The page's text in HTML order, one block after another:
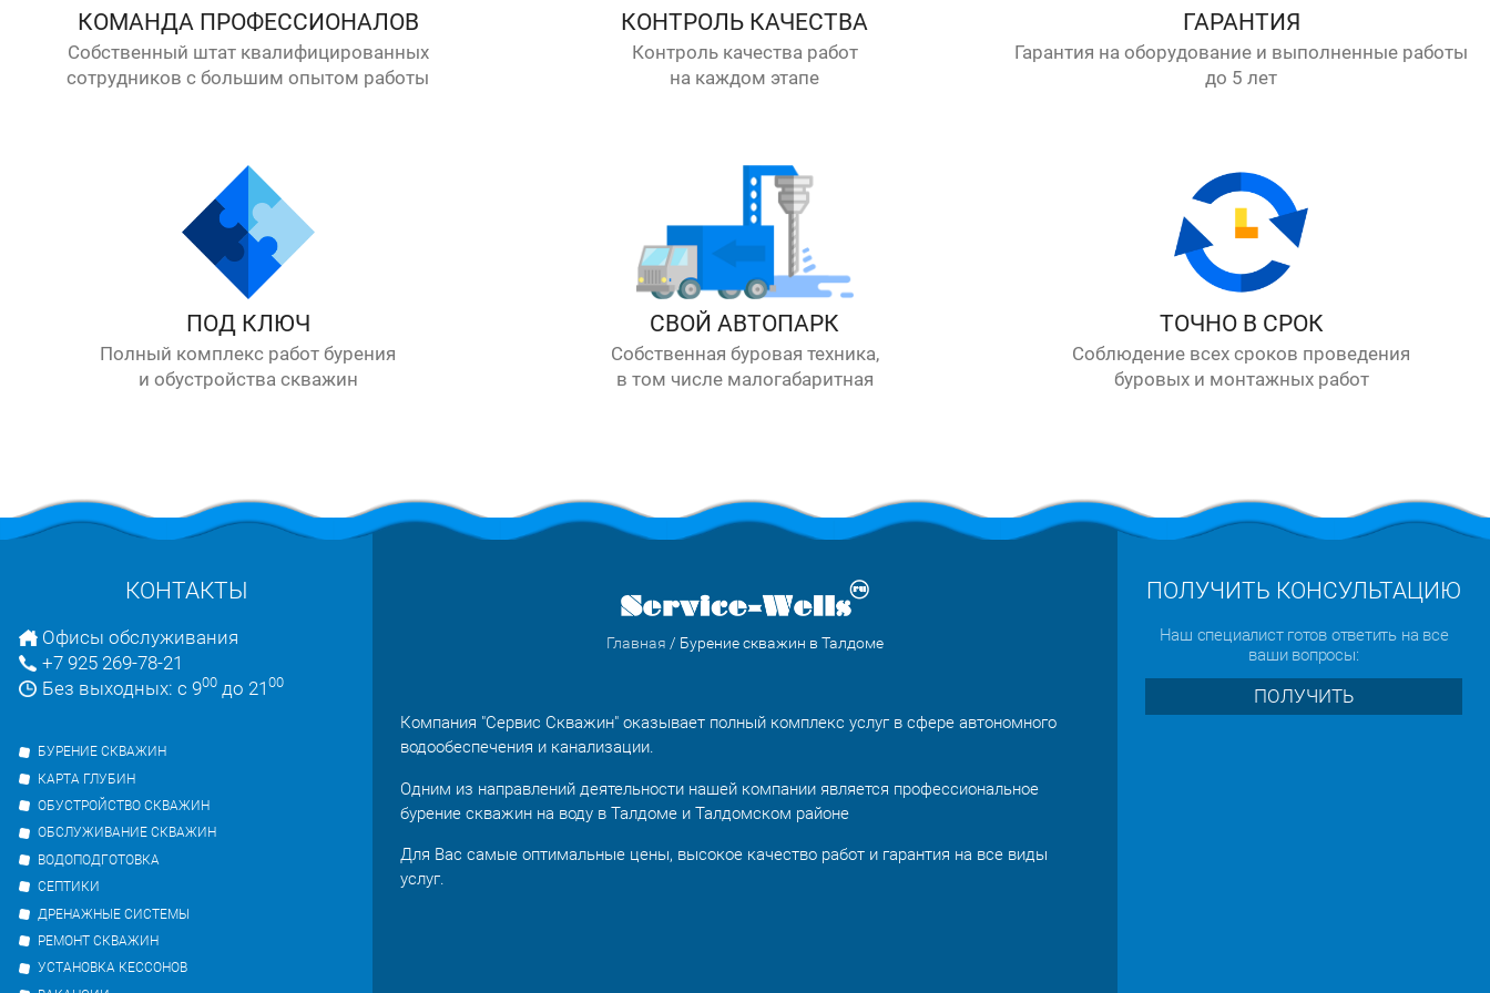
КОМАНДА ПРОФЕССИОНАЛОВ
Собственный штат квалифицированных
сотрудников с большим опытом работы
КОНТРОЛЬ КАЧЕСТВА
Контроль качества работ
на каждом этапе
ГАРАНТИЯ
Гарантия на оборудование и выполненные работы
до 5 лет
ПОД КЛЮЧ
Полный комплекс работ бурения
и обустройства скважин
СВОЙ АВТОПАРК
Собственная буровая техника,
в том числе малогабаритная
ТОЧНО В СРОК
Соблюдение всех сроков проведения
буровых и монтажных работ
КОНТАКТЫ
Офисы обслуживания
+7 925 269-78-21
Без выходных: с 900до 21 00
БУРЕНИЕ СКВАЖИН
КАРТА ГЛУБИН
ОБУСТРОЙСТВО СКВАЖИН
ОБСЛУЖИВАНИЕ СКВАЖИН
ВОДОПОДГОТОВКА
СЕПТИКИ
ДРЕНАЖНЫЕ СИСТЕМЫ
РЕМОНТ СКВАЖИН
УСТАНОВКА КЕССОНОВ
Главная / Бурение скважин в Талдоме
Компания "Сервис Скважин" оказывает полный комплекс услуг в сфере автономного
водообеспечения и канализации.
Одним из направлений деятельности нашей компании является профессиональное
бурение скважин на воду в Талдоме и Талдомском районе
Для Вас самые оптимальные цены, высокое качество работ и гарантия на все виды
услуг.
ПОЛУЧИТЬ КОНСУЛЬТАЦИЮ
Наш специалист готов ответить на все
ваши вопросы:
ПОЛУЧИТЬ